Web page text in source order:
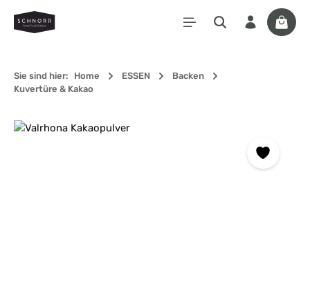
Zum Hauptinhalt springen
Sie sind hier: Home ESSEN
Backen
Kuvertüre & Kakao
Bildergalerie überspringen